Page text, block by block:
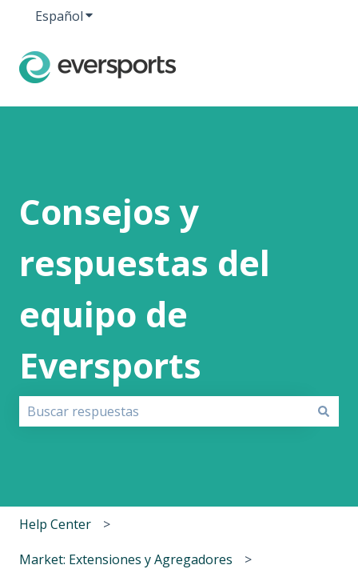
EspañolTraducciones de Mostrar submenú de
Consejos y
respuestas del
equipo de
Eversports
Help Center
Market: Extensiones y Agregadores